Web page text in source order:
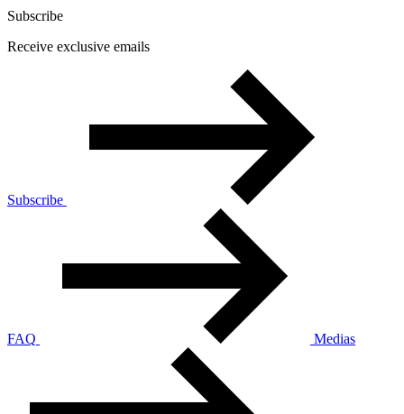
Subscribe
Receive exclusive emails
Subscribe
FAQ Medias